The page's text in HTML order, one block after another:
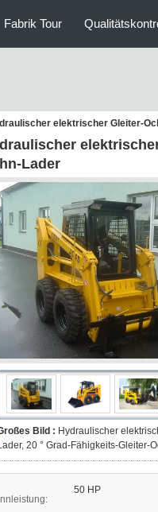
Fabrik Tour
elektrischer Gleiter-
Lader
Bild : Hydraulischer
20 ° Grad-Fähigkeits-Gleiter-
50 HP